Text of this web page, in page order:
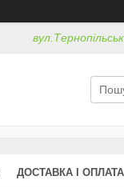
ДОСТАВКА І ОПЛАТА